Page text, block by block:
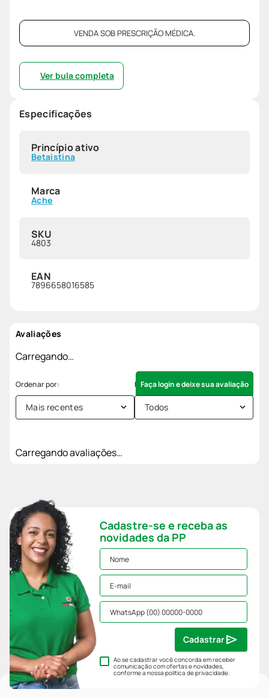
VENDA SOB PRESCRIÇÃO MÉDICA.
Ver bula completa
Especificações
Princípio ativo
Betaistina
Marca
Ache
SKU
4803
EAN
7896658016585
Avaliações
Carregando…
Faça login e deixe sua avaliação
Mais recentes Todos
Carregando avaliações…
Cadastre-se e receba as
novidades da PP
Ao se cadastrar você concorda em receber
comunicação com ofertas e novidades,
conforme a nossapolítica de privacidade.
Cadastrar